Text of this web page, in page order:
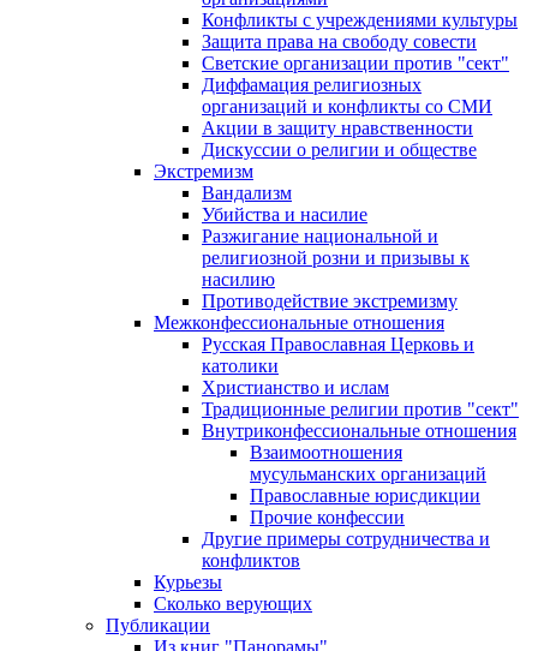
Конфликты с учреждениями культуры
Защита права на свободу совести
Светские организации против "сект"
Диффамация религиозных
организаций и конфликты со СМИ
Акции в защиту нравственности
Дискуссии о религии и обществе
Экстремизм
Вандализм
Убийства и насилие
Разжигание национальной и
религиозной розни и призывы к
насилию
Противодействие экстремизму
Межконфессиональные отношения
Русская Православная Церковь и
католики
Христианство и ислам
Традиционные религии против "сект"
Внутриконфессиональные отношения
Взаимоотношения
мусульманских организаций
Православные юрисдикции
Прочие конфессии
Другие примеры сотрудничества и
конфликтов
Курьезы
Сколько верующих
Публикации